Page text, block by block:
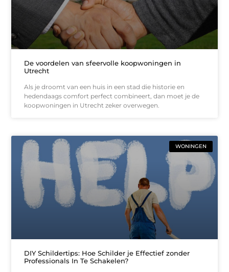
De voordelen van sfeervolle koopwoningen in
Utrecht
Als je droomt van een huis in een stad die historie en
hedendaags comfort perfect combineert, dan moet je de
koopwoningen in Utrecht zeker overwegen.
WONINGEN
DIY Schildertips: Hoe Schilder je Effectief zonder
Professionals In Te Schakelen?